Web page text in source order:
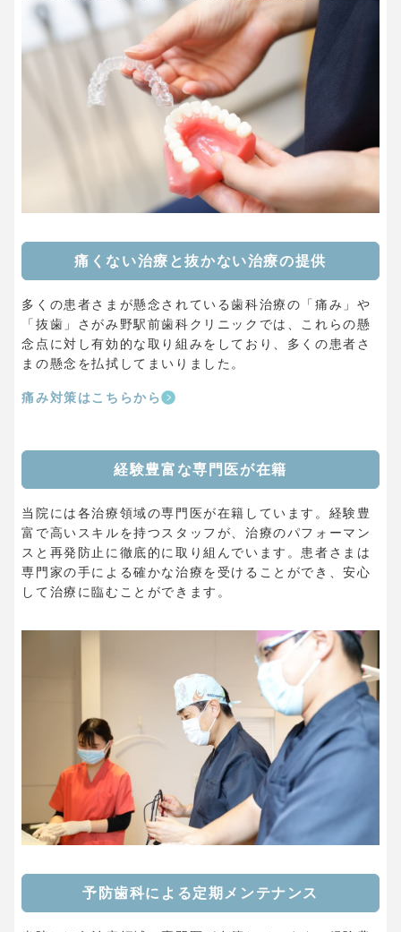
痛くない治療と抜かない治療の提供
多くの患者さまが懸念されている歯科治療の「痛み」や
「抜歯」さがみ野駅前歯科クリニックでは、これらの懸
念点に対し有効的な取り組みをしており、多くの患者さ
まの懸念を払拭してまいりました。
痛み対策はこちらから
経験豊富な専門医が在籍
当院には各治療領域の専門医が在籍しています。経験豊
富で高いスキルを持つスタッフが、治療のパフォーマン
スと再発防止に徹底的に取り組んでいます。患者さまは
専門家の手による確かな治療を受けることができ、安心
して治療に臨むことができます。
予防歯科による定期メンテナンス